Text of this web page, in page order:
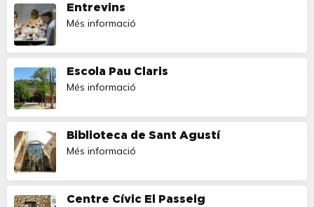
Entrevins
Més informació
Escola Pau Claris
Més informació
Biblioteca de Sant Agustí
Més informació
Centre Cívic El Passeig